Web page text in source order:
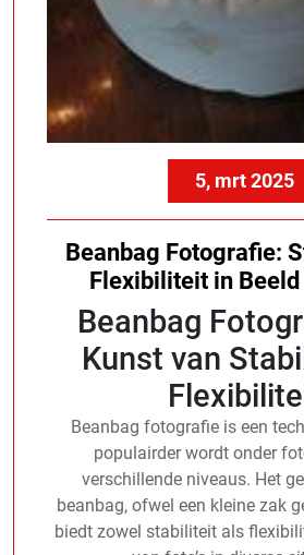
5, mrt 2025
Beanbag Fotografie:
Flexibiliteit in
Beanbag
Kunst van
Beanbag fotografie is een
populairder wordt onder
verschillende niveaus. Het
beanbag, ofwel een kleine zak
biedt zowel stabiliteit als